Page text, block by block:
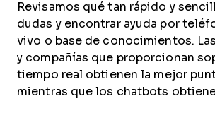
Revisamos qué tan rápido y
dudas y encontrar ayuda por
vivo o base de conocimientos.
y compañías que proporcionan
tiempo real obtienen la mejor
mientras que los chatbots